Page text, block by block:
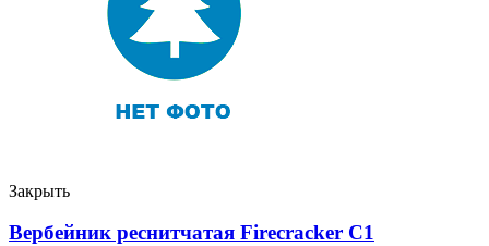
Закрыть
Вербейник реснитчатая Firecracker C1